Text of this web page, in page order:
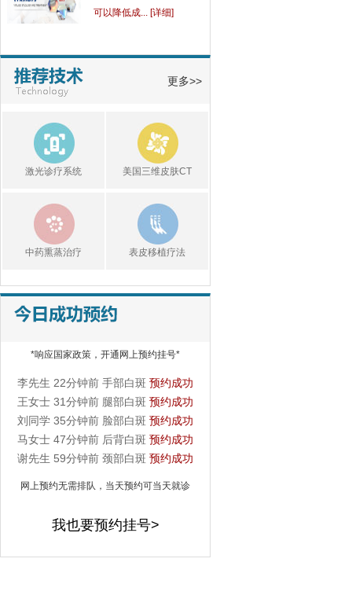
可以降低成... [详细]
身上有白斑会扩散是什
身上有白斑会扩散是什
白斑发红的原因是什
白斑发红的原因是什
白癜风患处的皮肤瘙痒
白癜风患处的皮肤瘙痒
白癜风患者容易受到什
么
么刺激呢？... [详细]
更多>>
激光诊疗系统 美国三维皮肤CT
中药熏蒸治疗 表皮移植疗法
*响应国家政策，开通网上预约挂号*
李先生 22分钟前 手部白斑 预约成功
王女士 31分钟前 腿部白斑 预约成功
刘同学 35分钟前 脸部白斑 预约成功
马女士 47分钟前 后背白斑 预约成功
谢先生 59分钟前 颈部白斑 预约成功
网上预约无需排队，当天预约可当天就诊
我也要预约挂号>